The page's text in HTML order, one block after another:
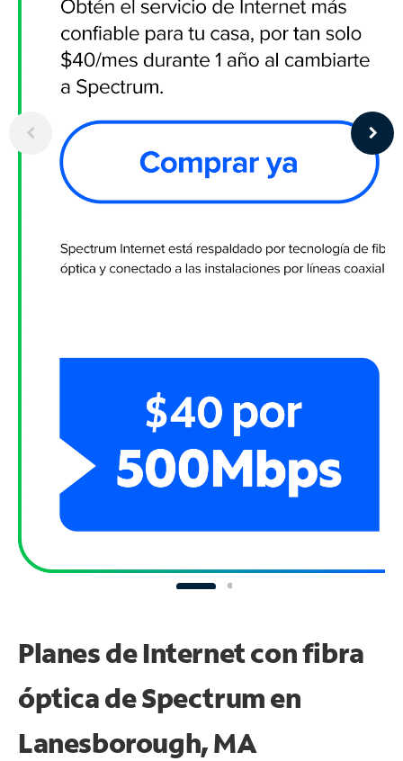
Planes de Internet con fibra
óptica de Spectrum en
Lanesborough, MA